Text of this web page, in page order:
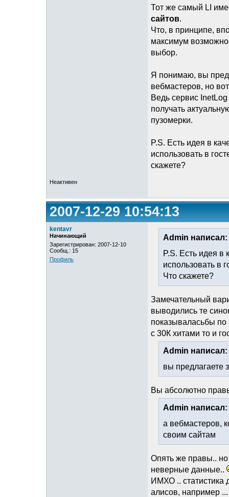
Тот же самый LI
сайтов.
Что, в принципе,
максимум
выбор.
Я понимаю, вы
вебмастеров, но
Ведь сервис
получать
пузомерки.
P.S. Есть идея в
использовать в
скажете?
Неактивен
2007-12-29 10:54:13
kentavr
Начинающий
Зарегистрирован: 2007-12-10
Сообщ.: 15
Профиль
Admin написал:
P.S. Есть идея в
использовать в
Что скажете?
Замечательный
выводились те
показываласьбы по
с 30К хитами то и
Admin написал:
вы предлагаете
Вы абсолютно
Admin написал:
а вебмастеров,
своим сайтам
Опять же правы.. но
неверные данные..
ИМХО .. статистика
алисов, например